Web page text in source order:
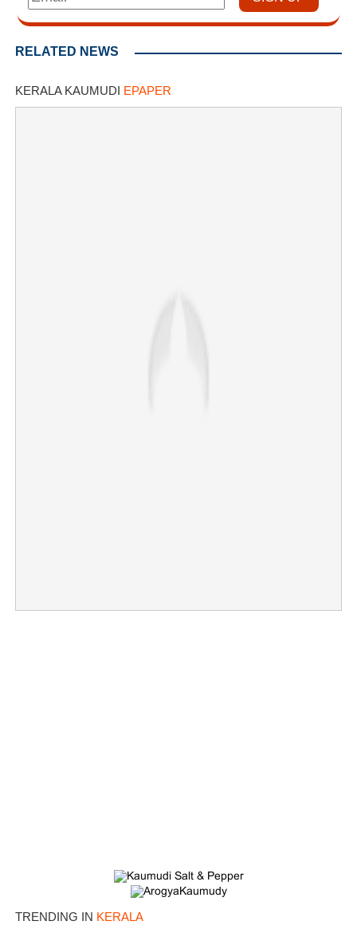
RELATED NEWS
KERALA KAUMUDI EPAPER
TRENDING IN KERALA